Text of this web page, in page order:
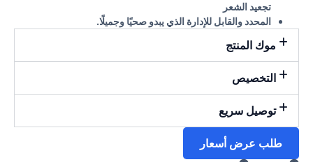
تجعيد الشعر
المحدد والقابل للإدارة الذي يبدو صحيًا وجميلًا.
موك المنتج
التخصيص
توصيل سريع
طلب عرض أسعار